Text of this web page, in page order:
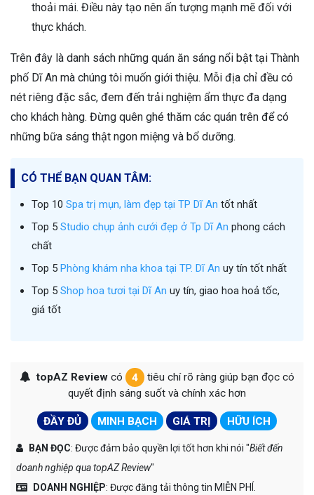
thoải mái. Điều này tạo nên ấn tượng mạnh mẽ đối với
thực khách.
Trên đây là danh sách những quán ăn sáng nổi bật tại Thành
phố Dĩ An mà chúng tôi muốn giới thiệu. Mỗi địa chỉ đều có
nét riêng đặc sắc, đem đến trải nghiệm ẩm thực đa dạng
cho khách hàng. Đừng quên ghé thăm các quán trên để có
những bữa sáng thật ngon miệng và bổ dưỡng.
CÓ THỂ BẠN QUAN TÂM:
Top 10 Spa trị mụn, làm đẹp tại TP Dĩ An tốt nhất
Top 5 Studio chụp ảnh cưới đẹp ở Tp Dĩ An phong cách
chất
Top 5 Phòng khám nha khoa tại TP. Dĩ An uy tín tốt nhất
Top 5 Shop hoa tươi tại Dĩ An uy tín, giao hoa hoả tốc,
giá tốt
topAZ Reviewcó 4
tiêu chí rõ ràng giúp bạn đọc có
quyết định sáng suốt và chính xác hơn
ĐẦY ĐỦ MINH BẠCH GIÁ TRỊ HỮU ÍCH
BẠN ĐỌC: Được đảm bảo quyền lợi tốt hơn khi nói "Biết đến
doanh nghiệp qua topAZ Review"
DOANH NGHIỆP: Được đăng tải thông tin MIỄN PHÍ.